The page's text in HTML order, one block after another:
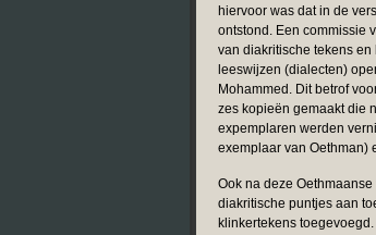
hiervoor was dat in de
ontstond. Een commissie
van diakritische tekens
leeswijzen (dialecten)
Mohammed. Dit betrof
zes kopieën gemaakt die
expemplaren werden
exemplaar van Oethman)
Ook na deze
diakritische puntjes aan
klinkertekens toegevoegd.